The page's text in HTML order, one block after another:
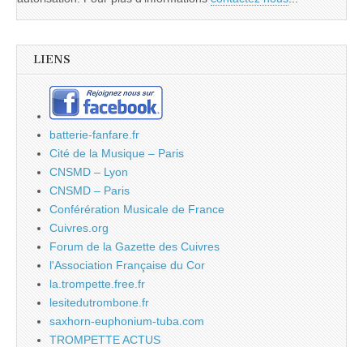
LIENS
batterie-fanfare.fr
Cité de la Musique – Paris
CNSMD – Lyon
CNSMD – Paris
Conférération Musicale de France
Cuivres.org
Forum de la Gazette des Cuivres
l'Association Française du Cor
la.trompette.free.fr
lesitedutrombone.fr
saxhorn-euphonium-tuba.com
TROMPETTE ACTUS